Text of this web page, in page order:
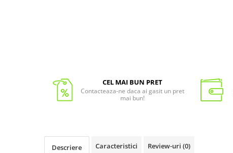
CEL MAI BUN PRET
Contacteaza-ne daca ai gasit un pret
mai bun!
Descriere Caracteristici Review-uri (0)